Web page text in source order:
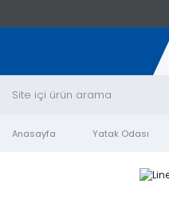
Anasayfa Yatak Odası